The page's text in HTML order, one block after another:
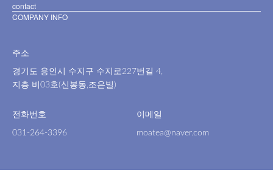
contact
COMPANY INFO
주소
경기도 용인시 수지구 수지로227번길 4,
지층 비03호(신봉동,조은빌)
전화번호
031-264-3396
이메일
moatea@naver.com